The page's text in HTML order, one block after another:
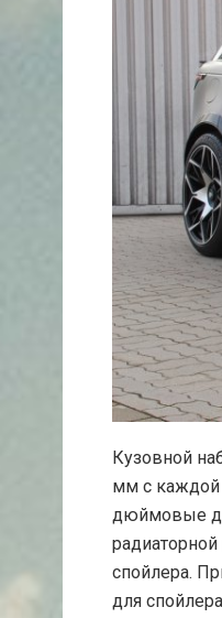
Кузовной
мм с каждой
дюймовые
спойлера.
для